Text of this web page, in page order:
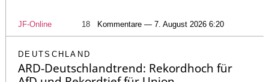
JF-Online 18 Kommentare — 7. August 2026 6:20
DEUTSCHLAND
ARD-Deutschlandtrend: Rekordhoch für